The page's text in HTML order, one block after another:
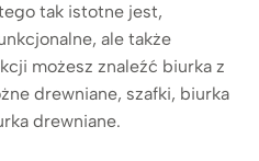
tak istotne jest,
ale także
możesz znaleźć biurka z
drewniane, szafki, biurka
drewniane.